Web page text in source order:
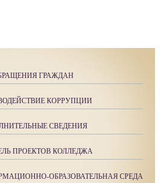
ГРАЖДАН
КОРРУПЦИИ
СВЕДЕНИЯ
ПРОЕКТОВ КОЛЛЕДЖА
ОБРАЗОВАТЕЛЬНАЯ СРЕДА